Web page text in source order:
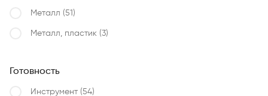
Металл (51)
Металл, пластик (3)
Готовность
Инструмент (54)